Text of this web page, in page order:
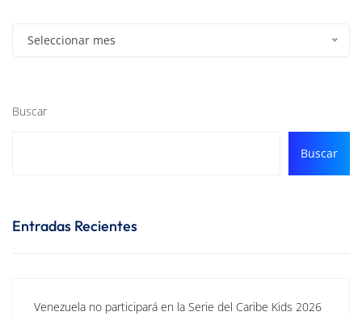
Seleccionar mes
Buscar
Buscar
Entradas Recientes
Venezuela no participará en la Serie del Caribe Kids 2026